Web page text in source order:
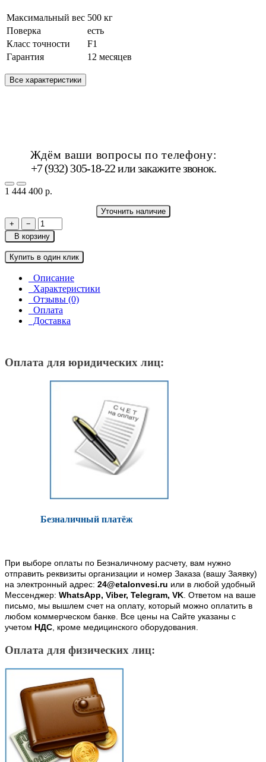
Максимальный вес 500 кг
Поверка
есть
Класс точности
F1
Гарантия
12 месяцев
Все характеристики
Ждём ваши вопросы по телефону:
+7 (932) 305-18-22 илизакажите звонок.
1 444 400 р.
Уточнить наличие
+
−
В корзину
Купить в один клик
Описание
Характеристики
Отзывы (0)
Оплата
Доставка
Оплата для юридических лиц:
Безналичный платёж
При выборе оплаты по Безналичному расчету, вам нужно
отправить реквизиты организации и номер Заказа (вашу Заявку)
на электронный адрес: 24@etalonvesi.ru или в любой удобный
Мессенджер: WhatsApp, Viber, Telegram, VK. Ответом на ваше
письмо, мы вышлем счет на оплату, который можно оплатить в
любом коммерческом банке. Все цены на Сайте указаны с
учетом НДС, кроме медицинского оборудования.
Оплата для физических лиц: